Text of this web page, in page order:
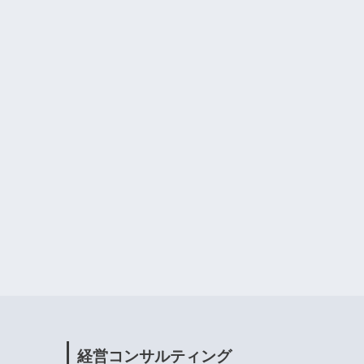
経営コンサルティング